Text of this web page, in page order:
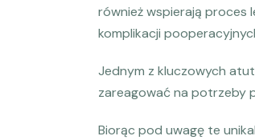
również wspierają proces
komplikacji
Jednym z kluczowych
zareagować na potrzeby
Biorąc pod uwagę te